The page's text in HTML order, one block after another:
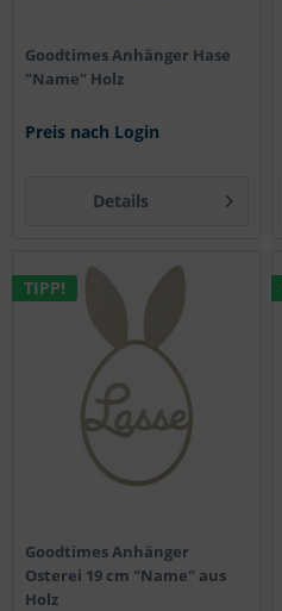
Goodtimes Anhänger Hase
"Name" Holz
Preis nach Login
Details
TIPP!
Goodtimes Anhänger
Osterei 19 cm "Name" aus
Holz